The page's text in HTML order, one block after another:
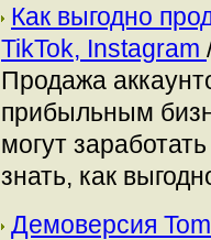
Как выгодно
TikTok, Instagram
Продажа
прибыльным
могут
знать, как
Демоверсия